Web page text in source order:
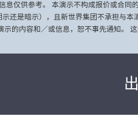
息仅供参考。 本演示不构成报价或合
还是暗示），且新世界集团不承担与
的内容和／或信息，恕不事先通知。